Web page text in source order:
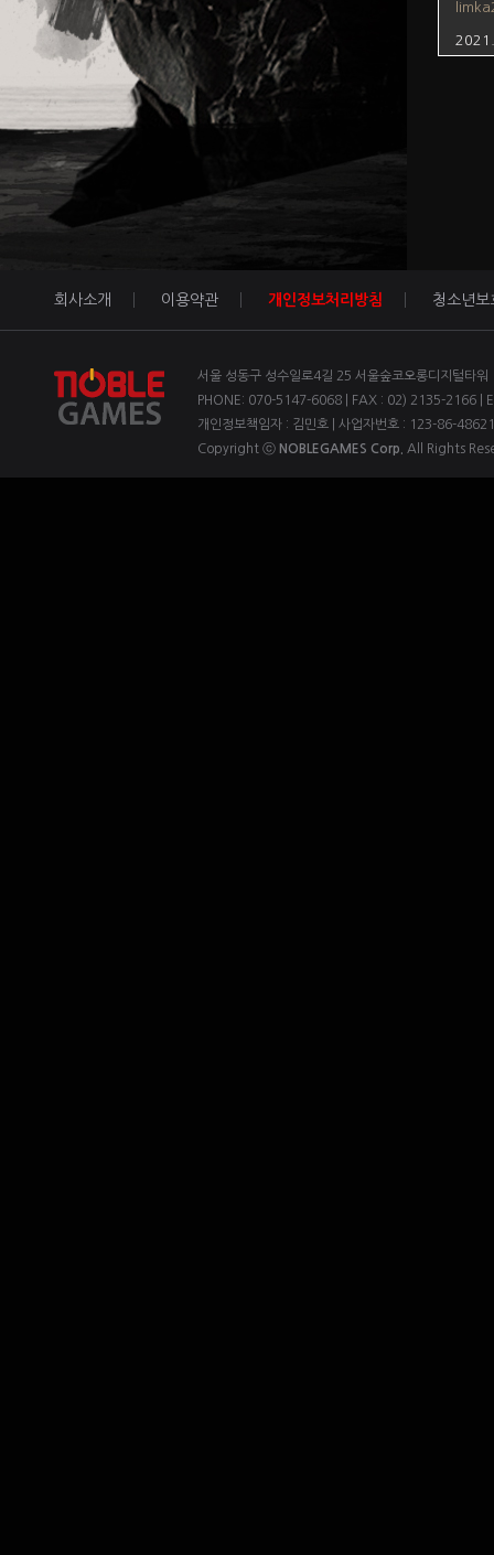
회사소개 이용약관 개인정보처리방침 청소년보
서울 성동구 성수일로4길 25 서울숲코오롱디지털타
PHONE: 070-5147-6068 | FAX : 02) 2135-2166 |
개인정보책임자 : 김민호 | 사업자번호 : 123-86-
Copyright ⓒ NOBLEGAMES Corp. All Rights